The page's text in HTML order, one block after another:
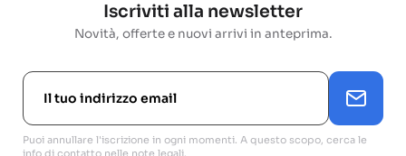
Iscriviti alla newsletter
Novità, offerte e nuovi arrivi in anteprima.
Puoi annullare l'iscrizione in ogni momenti. A questo scopo, cerca le
info di contatto nelle note legali.